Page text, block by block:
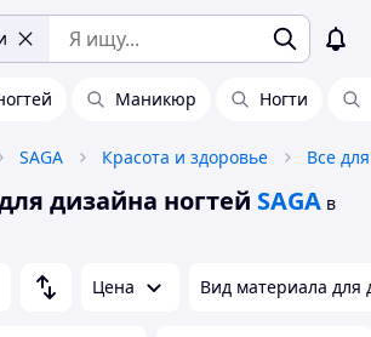
Маникюр Ногти
SAGA Красота и здоровье Все
дизайна ногтей SAGA в
Цена Вид материала для